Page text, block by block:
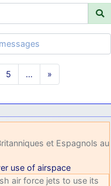
d'arriver il y a quelques
noms qu'aujourd'hui
espérantque ces
plu ; Agur…
ils présent au
année 2026 à tous et
voeux à tous pour
5 … »
et Espagnols au
use of airspace
air force jets to use its